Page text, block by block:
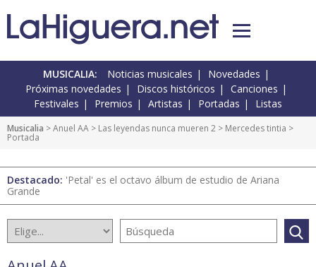
MUSICALIA: Noticias musicales
Novedades
Próximas novedades
Discos históricos
Canciones
Festivales
Premios Artistas Portadas Listas
Musicalia >Anuel AA > Las leyendas nunca mueren 2 > Mercedes tintia >
Portada
Destacado: 'Petal' es el octavo álbum de estudio de Ariana
Grande